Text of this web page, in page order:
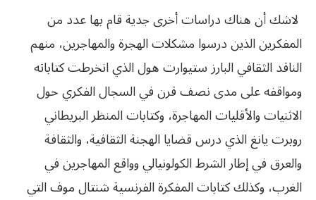
لاشك أن هناك دراسات أخرى جدية قام بها عدد من
المفكرين الذين درسوا مشكلات الهجرة والمهاجرين، منهم
الناقد الثقافي البارز ستيوارت هول الذي انخرطت كتاباته
ومواقفه على مدى نصف قرن في السجال الفكري حول
الاثنيات والأقليات المهاجرة، وكتابات المنظر البريطاني
روبرت يانغ الذي درس قضايا الهجنة الثقافية، والثقافة
والعرق في إطار الشرط الكولونيالي وواقع المهاجرين في
الغرب، وكذلك كتابات المفكرة الفرنسية شنتال موف التي